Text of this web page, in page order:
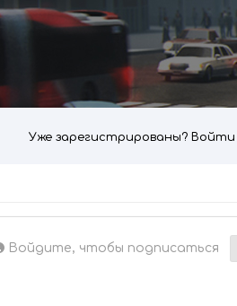
Уже зарегистрированы? Войти
Войдите, чтобы подписаться